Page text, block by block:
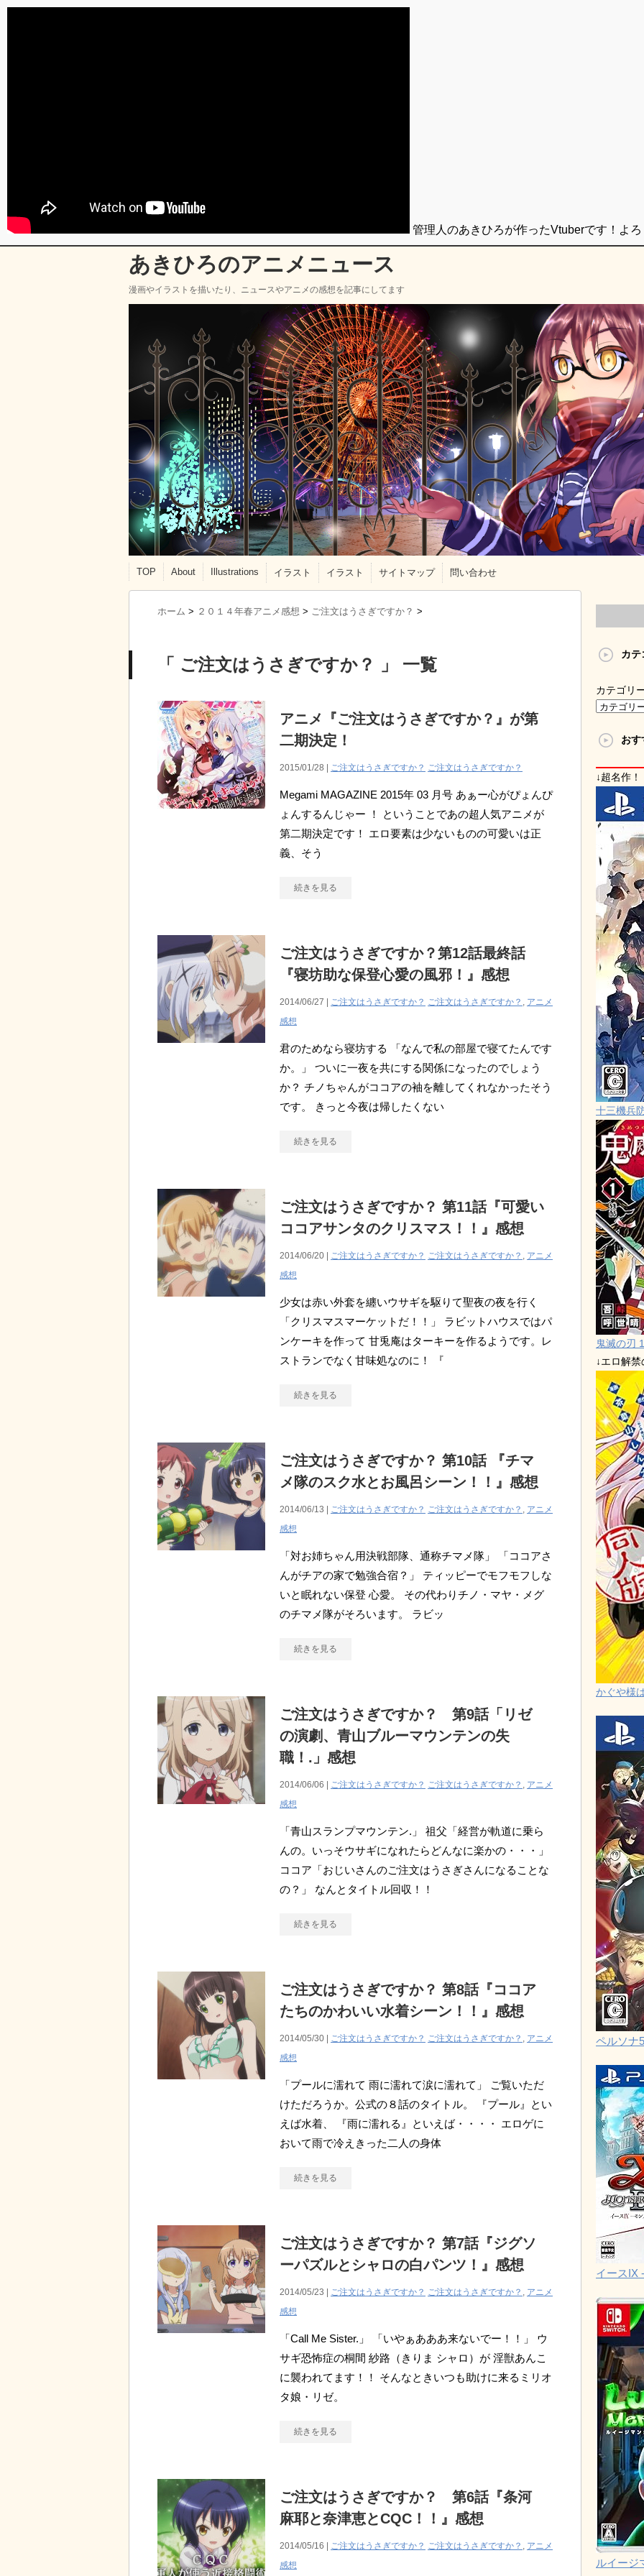
あきひろのアニメニュース
漫画やイラストを描いたり、ニュースやアニメの感想を記事にしてます
TOP About Illustrations イラスト イラスト サイトマップ 問い合わせ
ホーム > ２０１４年春アニメ感想 > ご注文はうさぎですか？ >
「 ご注文はうさぎですか？ 」 一覧
アニメ『ご注文はうさぎですか？』が第
二期決定！
2015/01/28 | ご注文はうさぎですか？ ご注文はうさぎですか？
Megami MAGAZINE 2015年 03 月号 あぁー心がぴょんぴ
ょんするんじゃー ！ ということであの超人気アニメが
第二期決定です！ エロ要素は少ないものの可愛いは正
義、そう
続きを見る
ご注文はうさぎですか？第12話最終話
『寝坊助な保登心愛の風邪！』感想
2014/06/27 | ご注文はうさぎですか？ ご注文はうさぎですか？ , アニメ
感想
君のためなら寝坊する 「なんで私の部屋で寝てたんです
か。」 ついに一夜を共にする関係になったのでしょう
か？ チノちゃんがココアの袖を離してくれなかったそう
です。 きっと今夜は帰したくない
続きを見る
ご注文はうさぎですか？ 第11話『可愛い
ココアサンタのクリスマス！！』感想
2014/06/20 | ご注文はうさぎですか？ ご注文はうさぎですか？ , アニメ
感想
少女は赤い外套を纏いウサギを駆りて聖夜の夜を行く
「クリスマスマーケットだ！！」 ラビットハウスではパ
ンケーキを作って 甘兎庵はターキーを作るようです。レ
ストランでなく甘味処なのに！ 『
続きを見る
ご注文はうさぎですか？ 第10話 『チマ
メ隊のスク水とお風呂シーン！！』感想
2014/06/13 | ご注文はうさぎですか？ ご注文はうさぎですか？ , アニメ
感想
「対お姉ちゃん用決戦部隊、通称チマメ隊」 「ココアさ
んがチアの家で勉強合宿？」 ティッピーでモフモフしな
いと眠れない保登 心愛。 その代わりチノ・マヤ・メグ
のチマメ隊がそろいます。 ラビッ
続きを見る
ご注文はうさぎですか？ 第9話「リゼ
の演劇、青山ブルーマウンテンの失
職！.」感想
2014/06/06 | ご注文はうさぎですか？ ご注文はうさぎですか？ , アニメ
感想
「青山スランプマウンテン.」 祖父「経営が軌道に乗ら
んの。いっそウサギになれたらどんなに楽かの・・・」
ココア「おじいさんのご注文はうさぎさんになることな
の？」 なんとタイトル回収！！
続きを見る
ご注文はうさぎですか？ 第8話『ココア
たちのかわいい水着シーン！！』感想
2014/05/30 | ご注文はうさぎですか？ ご注文はうさぎですか？ , アニメ
感想
「プールに濡れて 雨に濡れて涙に濡れて」 ご覧いただ
けただろうか。公式の８話のタイトル。 『プール』とい
えば水着、 『雨に濡れる』といえば・・・・ エロゲに
おいて雨で冷えきった二人の身体
続きを見る
ご注文はうさぎですか？ 第7話『ジグソ
ーパズルとシャロの白パンツ！』感想
2014/05/23 | ご注文はうさぎですか？ ご注文はうさぎですか？ , アニメ
感想
「Call Me Sister.」 「いやぁあああ来ないでー！！」 ウ
サギ恐怖症の桐間 紗路（きりま シャロ）が 淫獣あんこ
に襲われてます！！ そんなときいつも助けに来るミリオ
タ娘・リゼ。
続きを見る
ご注文はうさぎですか？ 第6話『条河
麻耶と奈津恵とCQC！！』感想
2014/05/16 | ご注文はうさぎですか？ ご注文はうさぎですか？ , アニメ
感想
カテ
カテゴリ
お
↓超名作！
十三機兵
鬼滅の刃
↓エロ解
かぐや様
ペルソナ
イースIX
ルイージ
管理人のあきひろが作ったVtuberです！よ